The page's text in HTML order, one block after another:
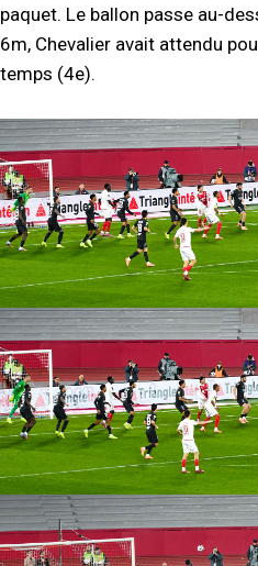
paquet. Le ballon passe au-
6m, Chevalier avait attendu
temps (4e).